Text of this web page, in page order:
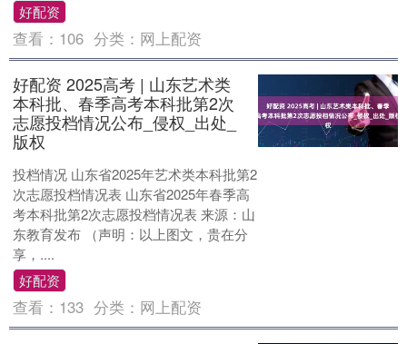
好配资
查看： 106 分类： 网上配资
好配资 2025高考 | 山东艺术类
本科批、春季高考本科批第2次
志愿投档情况公布_侵权_出处_
版权
投档情况 山东省2025年艺术类本科批第2
次志愿投档情况表 山东省2025年春季高
考本科批第2次志愿投档情况表 来源：山
东教育发布 （声明：以上图文，贵在分
享，....
好配资
查看： 133 分类： 网上配资